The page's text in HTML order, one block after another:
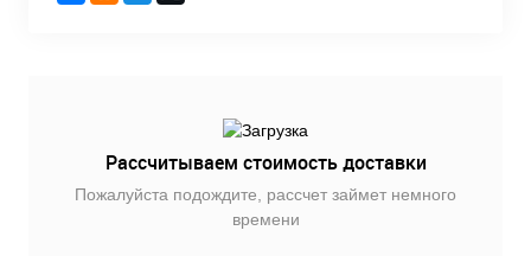
Рассчитываем стоимость доставки
Пожалуйста подождите, рассчет займет немного
времени